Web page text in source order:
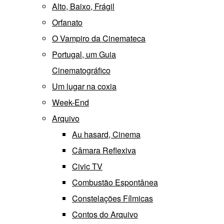
Alto, Baixo, Frágil
Orfanato
O Vampiro da Cinemateca
Portugal, um Guia
Cinematográfico
Um lugar na coxia
Week-End
Arquivo
Au hasard, Cinema
Câmara Reflexiva
Civic TV
Combustão Espontânea
Constelações Fílmicas
Contos do Arquivo